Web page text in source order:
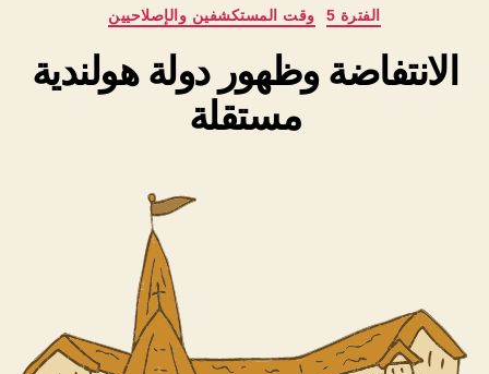
التصنيفات الفترة 5 وقت المستكشفين والإصلاحيين
الانتفاضة وظهور دولة هولندية
مستقلة